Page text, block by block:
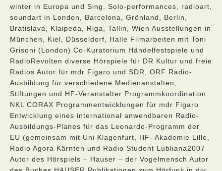
winter in Europa und Sing. Solo-performances, radioart,
soundart in London, Barcelona, Grönland, Berlin,
Bratislava, Klaipeda, Riga, Tallin, Wien Ausstellungen in
München, Kiel, Düsseldorf, Halle Filmarbeiten mit Toni
Grisoni (London) Co-Kuratorium Händelfestspiele und
RadioRevolten diverse Hörspiele für DR Kultur und freie
Radios Autor für mdr Figaro und SDR, ORF Radio-
Ausbildung für verschiedene Medienanstalten,
Stiftungen und HF-Veranstalter Programmkoordination
NKL CORAX Programmentwicklungen für mdr Figaro
Entwicklung eines international anwendbaren Radio-
Ausbildungs-Planes für das Leonardo-Programm der
EU (gemeinsam mit Uni Klagenfurt, HF- Akademie Lille,
Radio Agora Kärnten und Radio Student Lubliana2007
Autor des Hörspiels – Hauser – der Vogelmensch Autor